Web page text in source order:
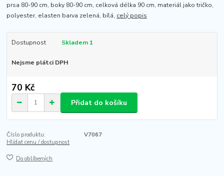
prsa 80-90 cm, boky 80-90 cm, celková délka 90 cm, materiál jako tričko,
polyester, elasten barva zelená, bílá, celý popis
Dostupnost Skladem 1
Nejsme plátci DPH
70 Kč
Přidat do košíku
Číslo produktu:
V7067
Hlídat cenu / dostupnost
Do oblíbených